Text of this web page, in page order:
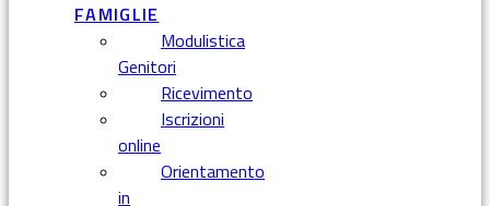
FAMIGLIE
Modulistica
Genitori
Ricevimento
Iscrizioni
online
Orientamento
in